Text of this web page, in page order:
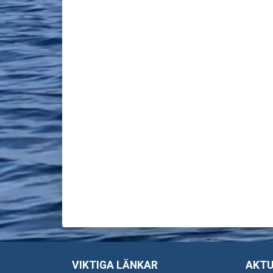
VIKTIGA LÄNKAR